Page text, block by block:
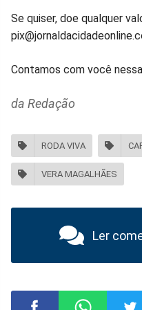
Se quiser, doe qualquer
Contamos com você
da Redação
RODA VIVA
VERA MAGALHÃES
Ler